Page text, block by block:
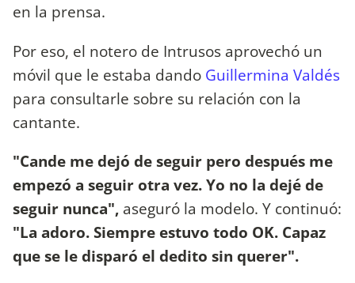
en la prensa.
Por eso, el notero de Intrusos aprovechó un
móvil que le estaba dando Guillermina Valdés
para consultarle sobre su relación con la
cantante.
"Cande me dejó de seguir pero después me
empezó a seguir otra vez. Yo no la dejé de
seguir nunca", aseguró la modelo. Y continuó:
"La adoro. Siempre estuvo todo OK. Capaz
que se le disparó el dedito sin querer".